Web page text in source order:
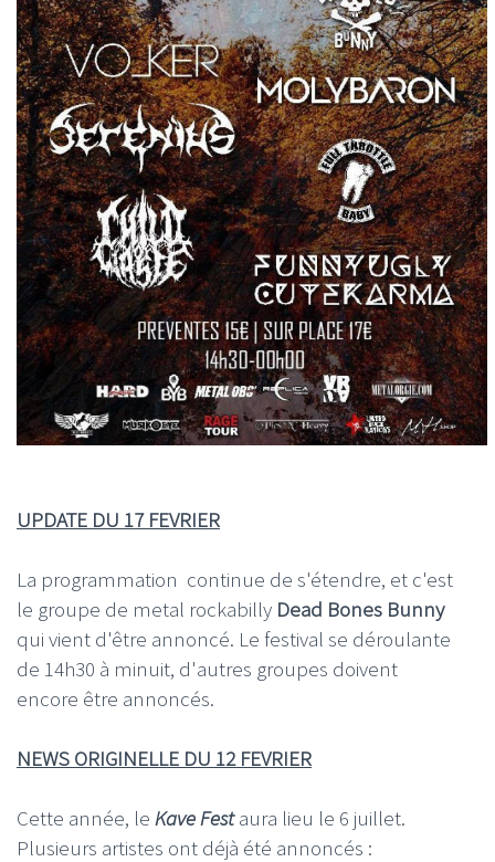
UPDATE DU 17 FEVRIER
La programmation continue de s'étendre, et c'est
le groupe de metal rockabilly Dead Bones Bunny
qui vient d'être annoncé. Le festival se déroulante
de 14h30 à minuit, d'autres groupes doivent
encore être annoncés.
NEWS ORIGINELLE DU 12 FEVRIER
Cette année, le Kave Festaura lieu le 6 juillet.
Plusieurs artistes ont déjà été annoncés :